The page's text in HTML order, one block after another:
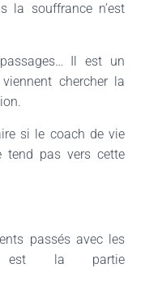
la souffrance n’est
Il est un
chercher la
si le coach de vie
tend pas vers cette
passés avec les
est la partie